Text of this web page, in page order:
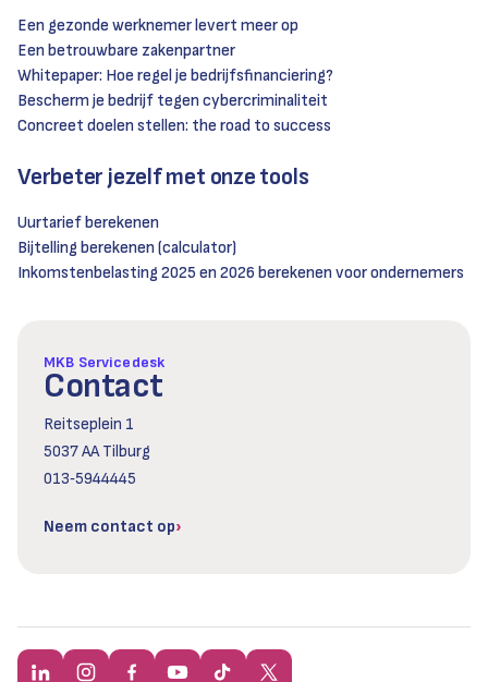
Een gezonde werknemer levert meer op
Een betrouwbare zakenpartner
Whitepaper: Hoe regel je bedrijfsfinanciering?
Bescherm je bedrijf tegen cybercriminaliteit
Concreet doelen stellen: the road to success
Verbeter jezelf met onze tools
Uurtarief berekenen
Bijtelling berekenen (calculator)
Inkomstenbelasting 2025 en 2026 berekenen voor ondernemers
MKB Servicedesk
Contact
Reitseplein 1
5037 AA Tilburg
013‑5944445
Neem contact op